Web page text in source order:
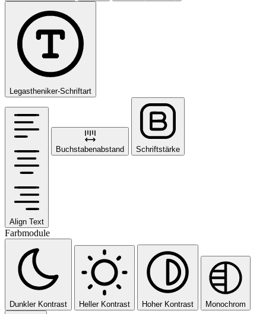
Legastheniker-Schriftart
Align Text
Buchstabenabstand Schriftstärke
Farbmodule
Dunkler Kontrast Heller Kontrast Hoher Kontrast Monochrom